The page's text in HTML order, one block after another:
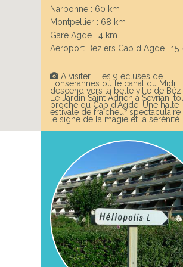
Narbonne : 60 km
Montpellier : 68 km
Gare Agde : 4 km
Aéroport Beziers Cap d Agde : 15
A visiter : Les 9 écluses de
Fonsérannes où le canal du Midi
descend vers la belle ville de
Le Jardin Saint Adrien à Sevrian,
proche du Cap d'Agde. Une halte
estivale de fraîcheur spectaculaire
le signe de la magie et la sérénité.